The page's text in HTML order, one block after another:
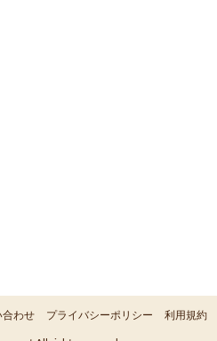
合わせ プライバシーポリシー 利用規約